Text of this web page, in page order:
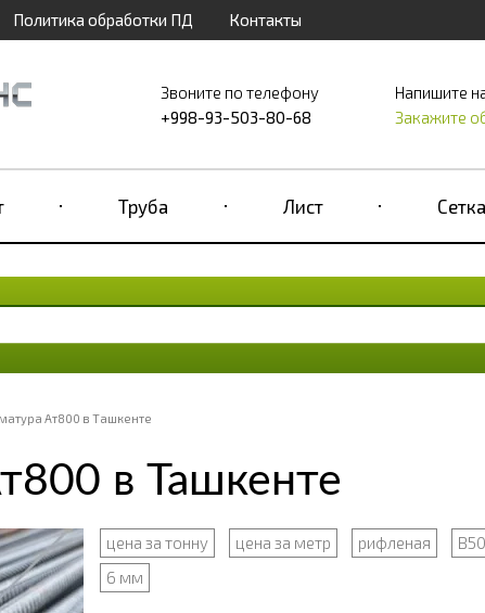
Политика обработки ПД Контакты
Звоните по телефону
+998-93-503-80-68
Напишите
Закажите
Труба Лист Сетка
Ат800 в Ташкенте
в Ташкенте
цена за тонну цена за метр рифленая
6 мм